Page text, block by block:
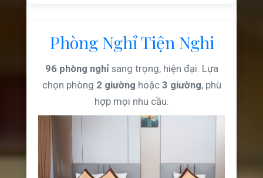
Phòng Nghỉ Tiện Nghi
96 phòng nghỉsang trọng, hiện đại. Lựa
chọn phòng 2 giường hoặc 3 giường, phù
hợp mọi nhu cầu.